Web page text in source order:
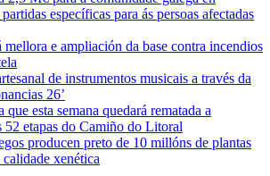
específicas para ás persoas afectadas
e ampliación da base contra incendios
de instrumentos musicais a través da
26’
esta semana quedará rematada a
52 etapas do Camiño do Litoral
producen preto de 10 millóns de plantas
xenética